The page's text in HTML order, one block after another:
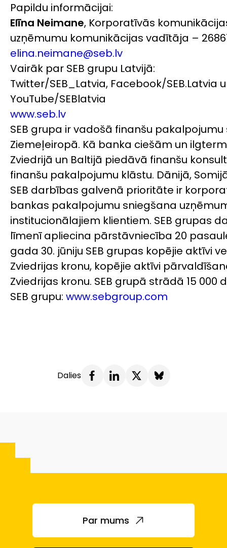
Papildu informācijai:
Elīna Neimane, Korporatīvās
uzņēmumu komunikācijas vadītāja –
elina.neimane@seb.lv
Vairāk par SEB grupu Latvijā:
Twitter/SEB_Latvia, Facebook/SEB.Latvia
YouTube/SEBlatvia
www.seb.lv
SEB grupa ir vadošā finanšu pakalpojumu
Ziemeļeiropā. Kā banka ciešām un
Zviedrijā un Baltijā piedāvā finanšu
finanšu pakalpojumu klāstu. Dānijā,
SEB darbības galvenā prioritāte ir
bankas pakalpojumu sniegšana
institucionālajiem klientiem. SEB grupas
līmenī apliecina pārstāvniecība 20
gada 30. jūniju SEB grupas kopējie aktīvi
Zviedrijas kronu, kopējie aktīvi
Zviedrijas kronu. SEB grupā strādā 15 000
SEB grupu: www.sebgroup.com
Dalies
Par mums